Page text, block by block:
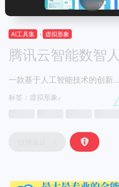
0
AI工具集 虚拟形象
腾讯云智能数智人
一款基于人工智能技术的创新...
标签： 虚拟形象